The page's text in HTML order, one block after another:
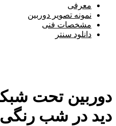
معرفی
نمونه تصویر دوربین
مشخصات فنی
دانلود سنتر
دید در شب رنگی